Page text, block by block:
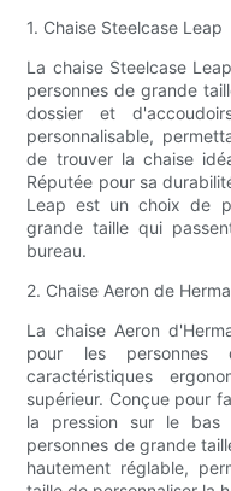
1. Chaise Steelcase Leap
La chaise Steelcase
personnes de grande
dossier et
personnalisable,
de trouver la chaise
Réputée pour sa
Leap est un choix de
grande taille qui
bureau.
2. Chaise Aeron de
La chaise Aeron
pour les
caractéristiques
supérieur. Conçue pour
la pression sur le
personnes de grande
hautement réglable,